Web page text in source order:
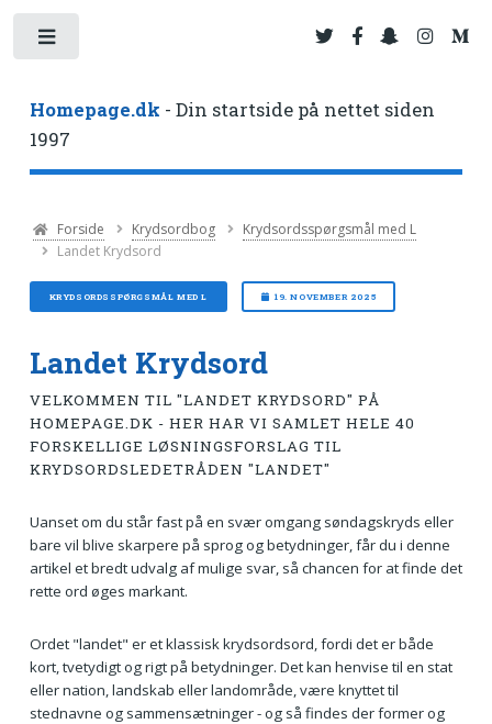
Homepage.dk - Din startside på nettet siden
1997
Forside Krydsordbog
Krydsordsspørgsmål med L
Landet Krydsord
KRYDSORDSSPØRGSMÅL MED L 19. NOVEMBER 2025
Landet Krydsord
VELKOMMEN TIL "LANDET KRYDSORD" PÅ
HOMEPAGE.DK - HER HAR VI SAMLET HELE 40
FORSKELLIGE LØSNINGSFORSLAG TIL
KRYDSORDSLEDETRÅDEN "LANDET"
Uanset om du står fast på en svær omgang søndagskryds eller
bare vil blive skarpere på sprog og betydninger, får du i denne
artikel et bredt udvalg af mulige svar, så chancen for at finde det
rette ord øges markant.
Ordet "landet" er et klassisk krydsordsord, fordi det er både
kort, tvetydigt og rigt på betydninger. Det kan henvise til en stat
eller nation, landskab eller landområde, være knyttet til
stednavne og sammensætninger - og så findes der former og